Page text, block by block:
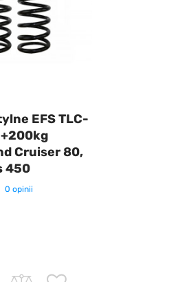
EFS TLC-
+200kg
Cruiser 80,
450
0 opinii